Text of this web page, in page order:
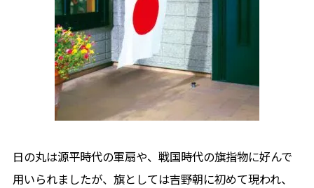
日の丸は源平時代の軍扇や、戦国時代の旗指物に好んで
用いられましたが、旗としては吉野朝に初めて現われ、